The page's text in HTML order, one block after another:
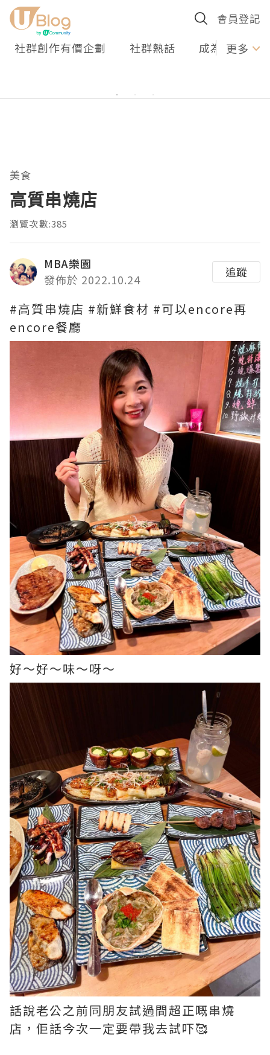
會員登記
社群創作有價企劃 社群熱話 成為U更多
美食
高質串燒店
瀏覽次數:385
MBA樂園
發佈於 2022.10.24
追蹤
#高質串燒店 #新鮮食材 #可以encore再
encore餐廳
好～好～味～呀～
話說老公之前同朋友試過間超正嘅串燒
店，佢話今次一定要帶我去試吓🥰